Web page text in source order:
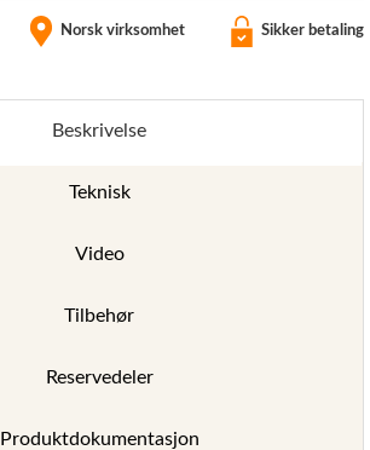
Norsk virksomhet Sikker betaling
Beskrivelse
Teknisk
Video
Tilbehør
Reservedeler
Produktdokumentasjon